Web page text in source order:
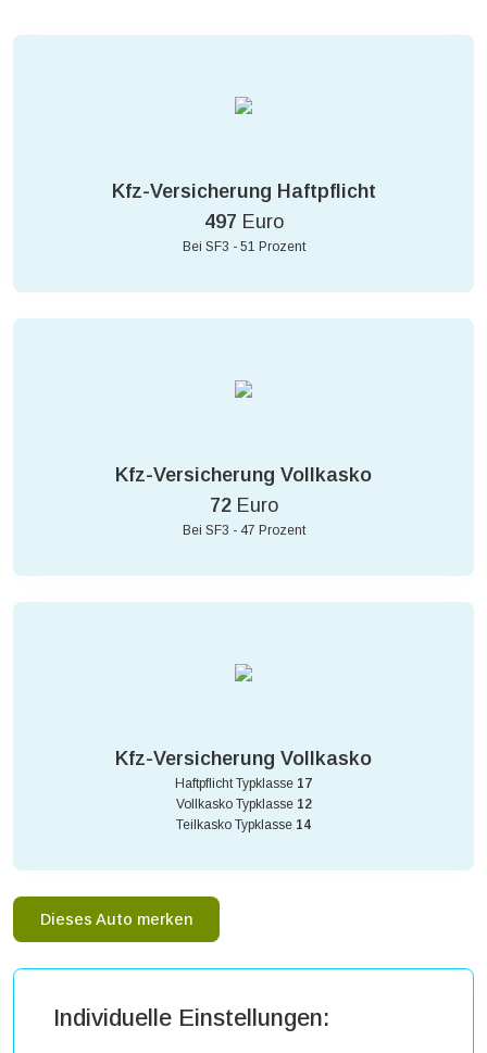
Kfz-Versicherung Haftpflicht
497 Euro
Bei SF3 - 51 Prozent
Kfz-Versicherung Vollkasko
72Euro
Bei SF3 - 47 Prozent
Kfz-Versicherung Vollkasko
Haftpflicht Typklasse 17
Vollkasko Typklasse 12
Teilkasko Typklasse 14
Dieses Auto merken
Individuelle Einstellungen: